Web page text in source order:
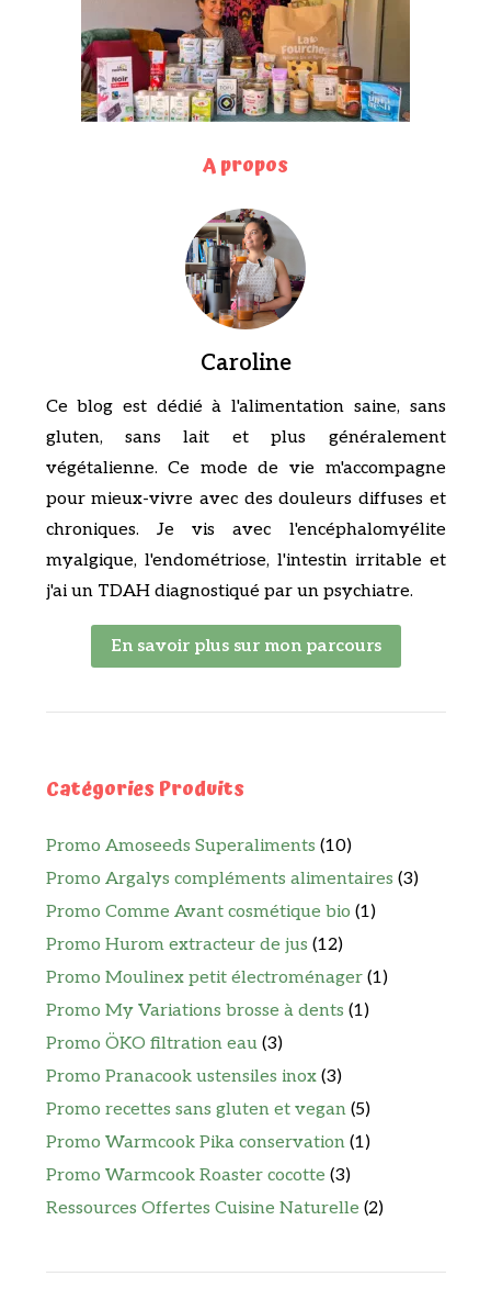
A propos
Caroline
Ce blog est dédié à l'alimentation saine, sans
gluten, sans lait et plus généralement
végétalienne. Ce mode de vie m'accompagne
pour mieux-vivre avec des douleurs diffuses et
chroniques. Je vis avec l'encéphalomyélite
myalgique, l'endométriose, l'intestin irritable et
j'ai un TDAH diagnostiqué par un psychiatre.
En savoir plus sur mon parcours
Catégories Produits
Promo Amoseeds Superaliments (10)
Promo Argalys compléments alimentaires (3)
Promo Comme Avant cosmétique bio (1)
Promo Hurom extracteur de jus (12)
Promo Moulinex petit électroménager (1)
Promo My Variations brosse à dents (1)
Promo ÖKO filtration eau (3)
Promo Pranacook ustensiles inox (3)
Promo recettes sans gluten et vegan (5)
Promo Warmcook Pika conservation (1)
Promo Warmcook Roaster cocotte (3)
Ressources Offertes Cuisine Naturelle (2)